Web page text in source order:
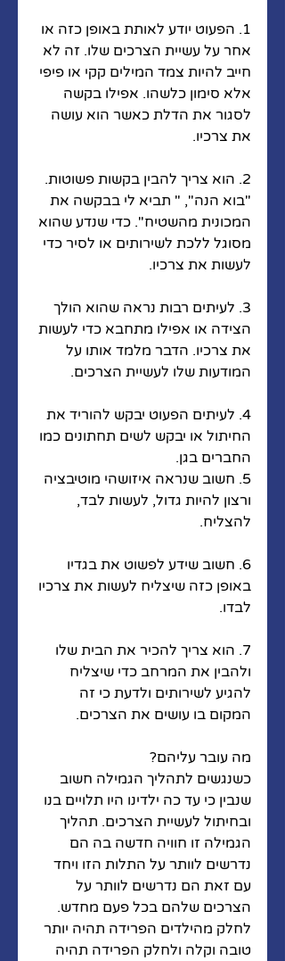
1. הפעוט יודע לאותת באופן כזה או
אחר על עשיית הצרכים שלו. זה לא
חייב להיות צמד המילים קקי או פיפי
אלא סימון כלשהו. אפילו בקשה
לסגור את הדלת כאשר הוא עושה
את צרכיו.
2. הוא צריך להבין בקשות פשוטות.
"בוא הנה", " תביא לי בבקשה את
המכונית מהשטיח". כדי שנדע שהוא
מסוגל ללכת לשירותים או לסיר כדי
לעשות את צרכיו.
3. לעיתים רבות נראה שהוא הולך
הצידה או אפילו מתחבא כדי לעשות
את צרכיו. הדבר מלמד אותו על
המודעות שלו לעשיית הצרכים.
4. לעיתים הפעוט יבקש להוריד את
החיתול או יבקש לשים תחתונים כמו
החברים בגן.
5. חשוב שנראה איזושהי מוטיבציה
ורצון להיות גדול, לעשות לבד,
להצליח.
6. חשוב שידע לפשוט את בגדיו
באופן כזה שיצליח לעשות את צרכיו
לבדו.
7. הוא צריך להכיר את הבית שלו
ולהבין את המרחב כדי שיצליח
להגיע לשירותים ולדעת כי זה
המקום בו עושים את הצרכים.
מה עובר עליהם?
כשנגשים לתהליך הגמילה חשוב
שנבין כי עד כה ילדינו היו תלויים בנו
ובחיתול לעשיית הצרכים. תהליך
הגמילה זו חוויה חדשה בה הם
נדרשים לוותר על התלות הזו ויחד
עם זאת הם נדרשים לוותר על
הצרכים שלהם בכל פעם מחדש.
לחלק מהילדים הפרידה תהיה יותר
טובה וקלה ולחלק הפרידה תהיה